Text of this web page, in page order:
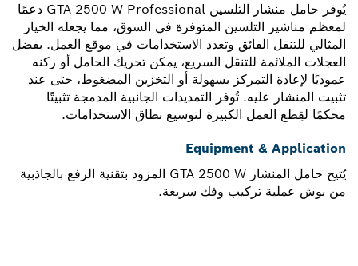
يُوفر حامل منشار التلسين GTA 2500 W Professional دعمًا
لمعظم مناشير التلسين المتوفرة في السوق، مما يجعله الخيار
المثالي للتنقل الفائق وتعدد الاستخدامات في موقع العمل. بفضل
العجلات الملائمة للتنقل السريع، يمكن تحريك الحامل أو ركنه
عموديًا لإعادة التمركز بسهولة أو التخزين المضغوط، حتى عند
تثبيت المنشار عليه. تُوفر التمديدات الجانبية المدمجة تثبيتًا
محكمًا لقِطع العمل الكبيرة لتوسيع نطاق الاستخدامات.
Equipment & Application
يُتيح حامل المنشار GTA 2500 W المزود بتقنية الرفع بالجاذبية
من بوش عملية تركيب وفك سريعة.